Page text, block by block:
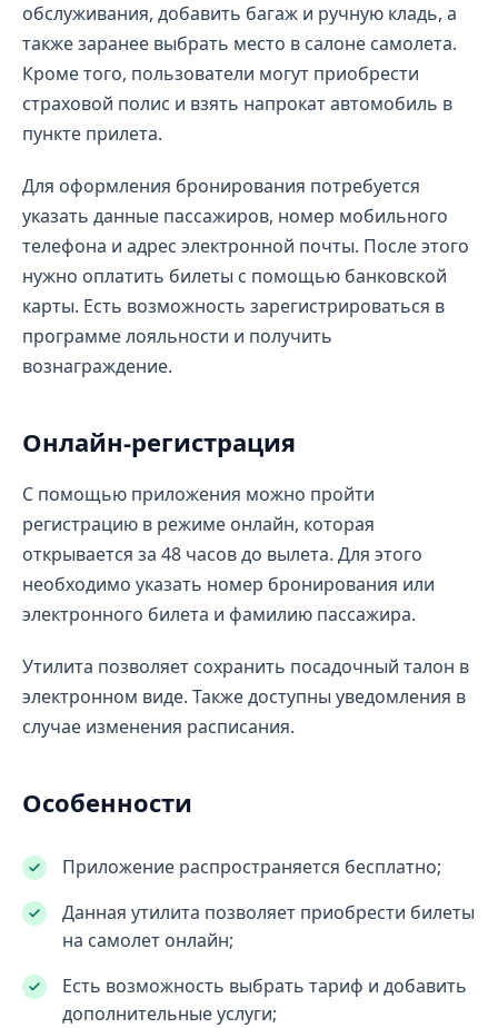
обслуживания, добавить багаж и ручную кладь, а
также заранее выбрать место в салоне самолета.
Кроме того, пользователи могут приобрести
страховой полис и взять напрокат автомобиль в
пункте прилета.
Для оформления бронирования потребуется
указать данные пассажиров, номер мобильного
телефона и адрес электронной почты. После этого
нужно оплатить билеты с помощью банковской
карты. Есть возможность зарегистрироваться в
программе лояльности и получить
вознаграждение.
Онлайн-регистрация
С помощью приложения можно пройти
регистрацию в режиме онлайн, которая
открывается за 48 часов до вылета. Для этого
необходимо указать номер бронирования или
электронного билета и фамилию пассажира.
Утилита позволяет сохранить посадочный талон в
электронном виде. Также доступны уведомления в
случае изменения расписания.
Особенности
Приложение распространяется бесплатно;
Данная утилита позволяет приобрести билеты
на самолет онлайн;
Есть возможность выбрать тариф и добавить
дополнительные услуги;